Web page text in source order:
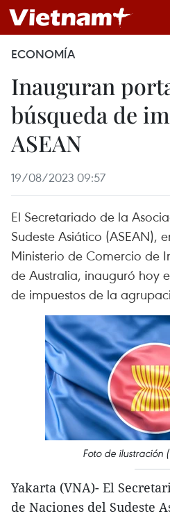
ECONOMÍA
Inauguran
búsqueda de
ASEAN
19/08/2023 09:57
El Secretariado de la
Sudeste Asiático (ASEAN),
Ministerio de Comercio de
de Australia, inauguró hoy
de impuestos de la
Foto de ilustración
Yakarta (VNA)- El
de Naciones del Sudeste